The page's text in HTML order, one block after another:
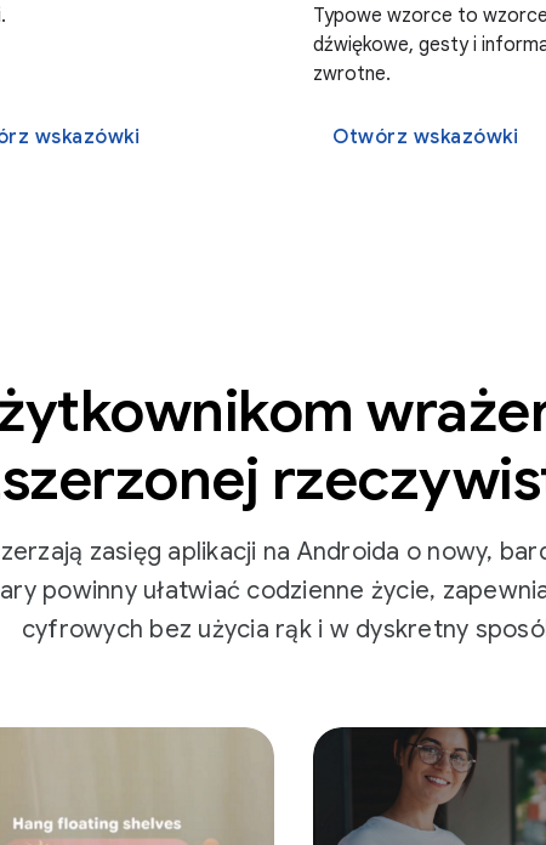
wskazówki
Typowe wzorce to wzorce
dźwiękowe, gesty i
zwrotne.
Otwórz wskazówki
zasięg aplikacji na Androida o nowy,
powinny ułatwiać codzienne życie,
cyfrowych bez użycia rąk i w dyskretny